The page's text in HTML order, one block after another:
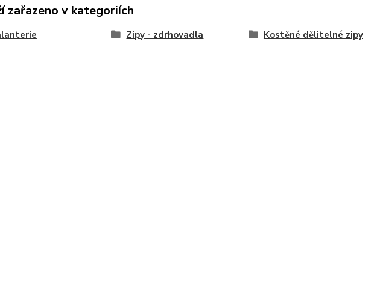
zařazeno v kategoriích
Zipy - zdrhovadla Kostěné dělitelné zipy